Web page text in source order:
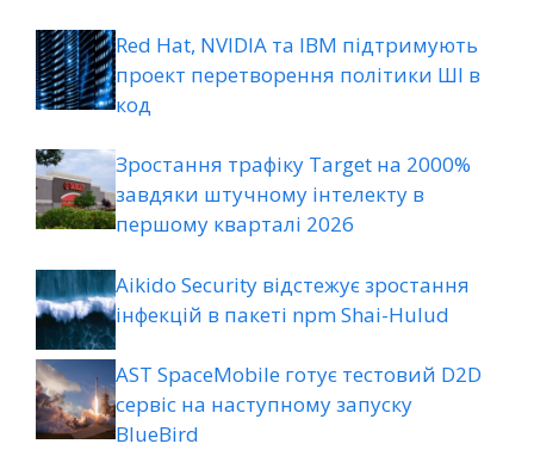
Red Hat, NVIDIA та IBM підтримують
проект перетворення політики ШІ в
код
Зростання трафіку Target на 2000%
завдяки штучному інтелекту в
першому кварталі 2026
Aikido Security відстежує зростання
інфекцій в пакеті npm Shai-Hulud
AST SpaceMobile готує тестовий D2D
сервіс на наступному запуску
BlueBird